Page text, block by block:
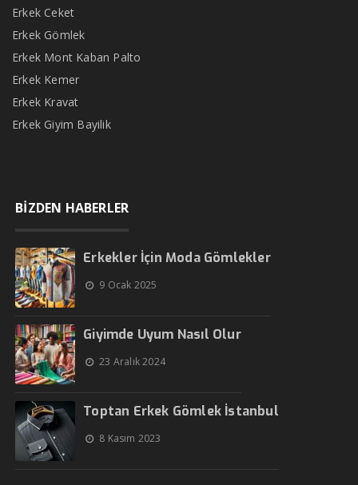
Erkek Ceket
Erkek Gömlek
Erkek Mont Kaban Palto
Erkek Kemer
Erkek Kravat
Erkek Giyim Bayilik
BİZDEN HABERLER
Erkekler İçin Moda Gömlekler
9 Ocak 2025
Giyimde Uyum Nasıl Olur
23 Aralık 2024
Toptan Erkek Gömlek İstanbul
8 Kasım 2023